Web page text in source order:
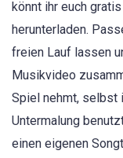
könnt ihr euch
herunterladen.
freien Lauf lassen
Musikvideo
Spiel nehmt, selbst
Untermalung
einen eigenen